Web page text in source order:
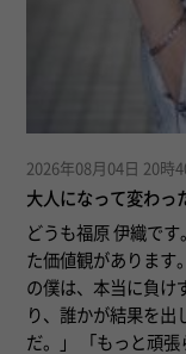
2026年08月04日 20時
大人になって変わっ
どうも福原 伊織で
た価値観があります
の僕は、本当に負け
り、誰かが結果を出
だ。」 「もっと頑